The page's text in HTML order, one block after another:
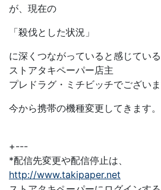
が、現在の
「殺伐とした状況」
に深くつながっていると感じている
ストアタキペーパー店主
プレドラグ・ミチビッチでございま
今から携帯の機種変更してきます。
+---
*配信先変更や配信停止は、
http://www.takipaper.net